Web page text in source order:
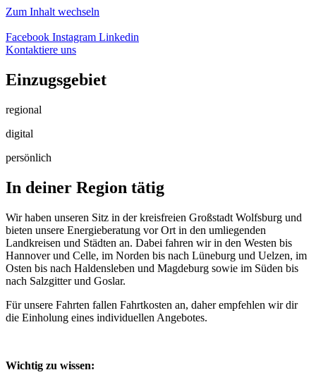
Zum Inhalt wechseln
Facebook Instagram Linkedin
Kontaktiere uns
Einzugsgebiet
regional
digital
persönlich
In deiner Region tätig
Wir haben unseren Sitz in der kreisfreien Großstadt Wolfsburg und
bieten unsere Energieberatung vor Ort in den umliegenden
Landkreisen und Städten an. Dabei fahren wir in den Westen bis
Hannover und Celle, im Norden bis nach Lüneburg und Uelzen, im
Osten bis nach Haldensleben und Magdeburg sowie im Süden bis
nach Salzgitter und Goslar.
Für unsere Fahrten fallen Fahrtkosten an, daher empfehlen wir dir
die Einholung eines individuellen Angebotes.
Wichtig zu wissen: